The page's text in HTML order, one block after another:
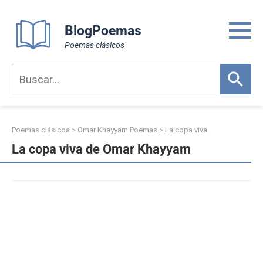
content
BlogPoemas
Poemas clásicos
Poemas clásicos > Omar Khayyam Poemas > La copa viva
La copa viva de Omar Khayyam